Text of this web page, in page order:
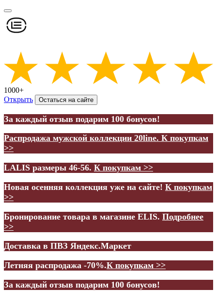
1000+
Открыть
Остаться на сайте
За каждый отзыв подарим 100 бонусов!
Распродажа мужской коллекции 20line. К покупкам
>>
LALIS размеры 46-56. К покупкам >>
Новая осенняя коллекция уже на сайте! К покупкам
>>
Бронирование товара в магазине ELIS. Подробнее
>>
Доставка в ПВЗ Яндекс.Маркет
Летняя распродажа -70%.К покупкам >>
За каждый отзыв подарим 100 бонусов!